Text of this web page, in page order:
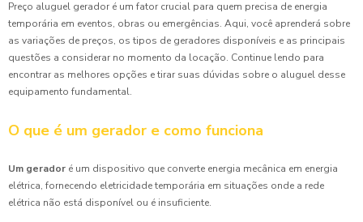
Preço aluguel gerador é um fator crucial para quem precisa de energia
temporária em eventos, obras ou emergências. Aqui, você aprenderá sobre
as variações de preços, os tipos de geradores disponíveis e as principais
questões a considerar no momento da locação. Continue lendo para
encontrar as melhores opções e tirar suas dúvidas sobre o aluguel desse
equipamento fundamental.
O que é um gerador e como funciona
Um gerador é um dispositivo que converte energia mecânica em energia
elétrica, fornecendo eletricidade temporária em situações onde a rede
elétrica não está disponível ou é insuficiente.